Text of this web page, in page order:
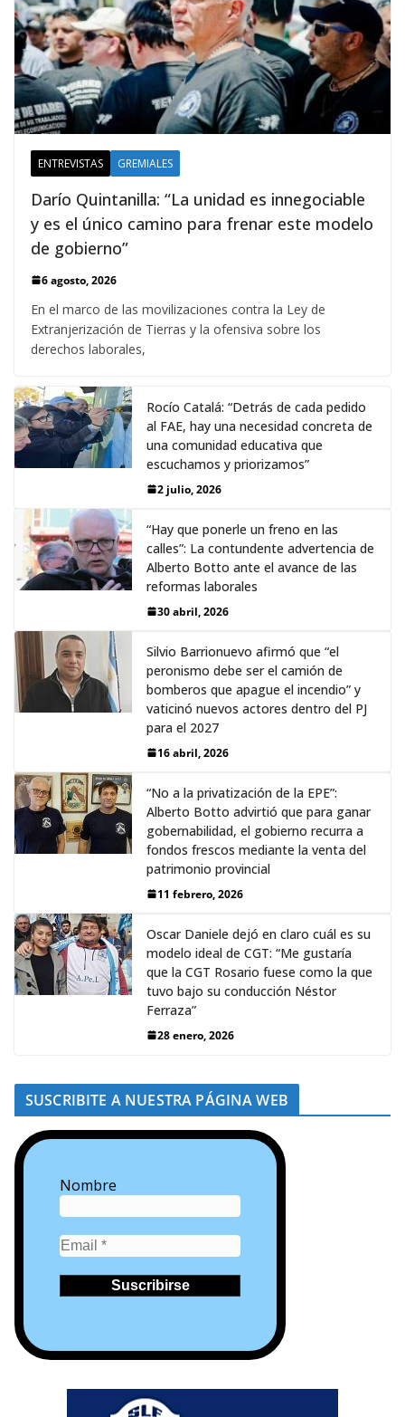
ENTREVISTAS GREMIALES
Darío Quintanilla: “La unidad es innegociable
y es el único camino para frenar este modelo
de gobierno”
6 agosto, 2026
En el marco de las movilizaciones contra la Ley de
Extranjerización de Tierras y la ofensiva sobre los
derechos laborales,
Rocío Catalá: “Detrás de cada pedido
al FAE, hay una necesidad concreta de
una comunidad educativa que
escuchamos y priorizamos”
2 julio, 2026
“Hay que ponerle un freno en las
calles”: La contundente advertencia de
Alberto Botto ante el avance de las
reformas laborales
30 abril, 2026
Silvio Barrionuevo afirmó que “el
peronismo debe ser el camión de
bomberos que apague el incendio” y
vaticinó nuevos actores dentro del PJ
para el 2027
16 abril, 2026
“No a la privatización de la EPE”:
Alberto Botto advirtió que para ganar
gobernabilidad, el gobierno recurra a
fondos frescos mediante la venta del
patrimonio provincial
11 febrero, 2026
Oscar Daniele dejó en claro cuál es su
modelo ideal de CGT: “Me gustaría
que la CGT Rosario fuese como la que
tuvo bajo su conducción Néstor
Ferraza”
28 enero, 2026
SUSCRIBITE A NUESTRA PÁGINA WEB
Nombre